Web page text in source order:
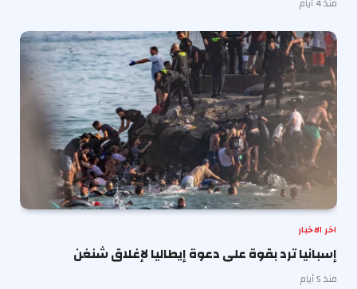
منذ 4 أيام
اخر الاخبار
إسبانيا ترد بقوة على دعوة إيطاليا لإغلاق شنغن
منذ 5 أيام